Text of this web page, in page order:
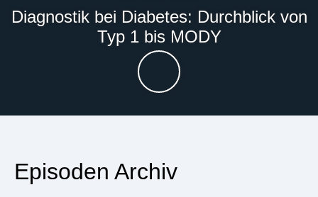
Diagnostik bei Diabetes: Durchblick von
Typ 1 bis MODY
Episoden Archiv